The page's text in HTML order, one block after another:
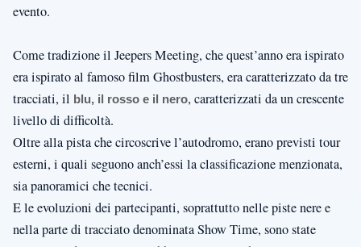
evento.
Come tradizione il Jeepers Meeting, che quest’anno era ispirato
era ispirato al famoso film Ghostbusters, era caratterizzato da tre
tracciati, il blu, il rosso e il nero, caratterizzati da un crescente
livello di difficoltà.
Oltre alla pista che circoscrive l’autodromo, erano previsti tour
esterni, i quali seguono anch’essi la classificazione menzionata,
sia panoramici che tecnici.
E le evoluzioni dei partecipanti, soprattutto nelle piste nere e
nella parte di tracciato denominata Show Time, sono state